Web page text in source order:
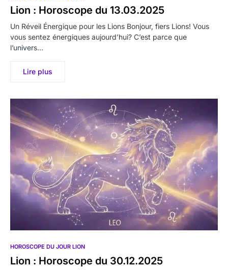
Lion : Horoscope du 13.03.2025
Un Réveil Énergique pour les Lions Bonjour, fiers Lions! Vous
vous sentez énergiques aujourd’hui? C’est parce que
l’univers…
Lire plus
HOROSCOPE DU JOUR LION
Lion : Horoscope du 30.12.2025